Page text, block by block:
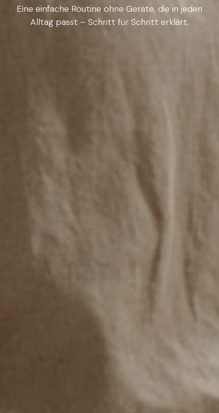
Eine einfache Routine ohne Geräte, die in jeden
Alltag passt – Schritt für Schritt erklärt.